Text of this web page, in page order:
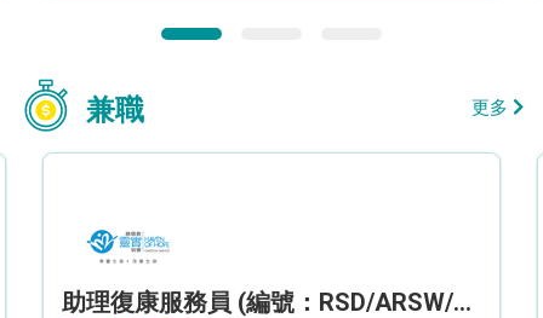
兼職 更多
助理復康服務員 (編號：RSD/ARSW/CTE)